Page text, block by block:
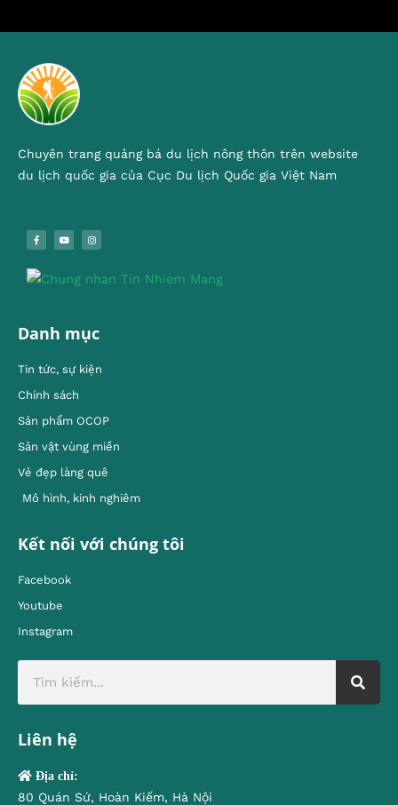
Chuyên trang quảng bá du lịch nông thôn trên website
du lịch quốc gia của Cục Du lịch Quốc gia Việt Nam
Danh mục
Tin tức, sự kiện
Chính sách
Sản phẩm OCOP
Sản vật vùng miền
Vẻ đẹp làng quê
Mô hình, kinh nghiêm
Kết nối với chúng tôi
Facebook
Youtube
Instagram
Liên hệ
Địa chỉ:
80 Quán Sứ, Hoàn Kiếm, Hà Nội